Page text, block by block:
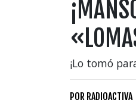
¡Lo tomó
POR RADIOACTIVA